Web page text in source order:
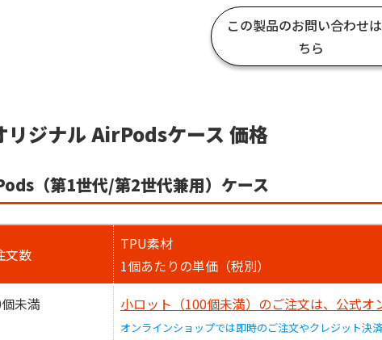
この製品のお問い合わせ
ちら
リジナル AirPodsケース 価格
（第1世代/第2世代兼用）ケース
文数
TPU素材
1個あたりの単価（税別）
未満
小ロット（100個未満）のご注文は、公式オ
オンラインショップでは即時のご注文やクレジット決